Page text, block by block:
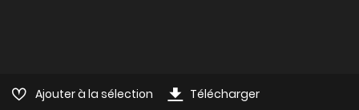
Ajouter à la sélection Télécharger